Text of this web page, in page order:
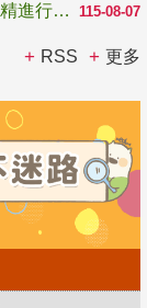
115-08-07
強化學習歷程檔案推動效能 國教署攜手學校精進行政與教學支持
RSS 更多